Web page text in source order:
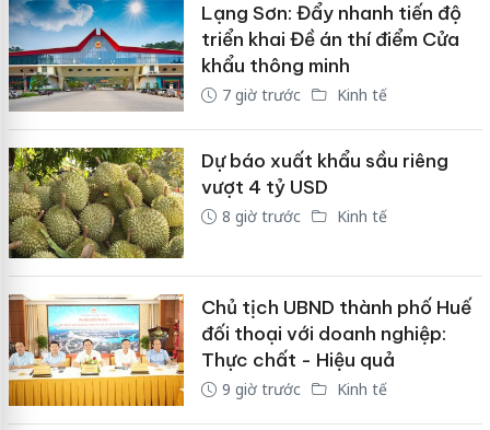
Lạng Sơn: Đẩy nhanh tiến độ
triển khai Đề án thí điểm Cửa
khẩu thông minh
7 giờ trước Kinh tế
Dự báo xuất khẩu sầu riêng
vượt 4 tỷ USD
8 giờ trước Kinh tế
Chủ tịch UBND thành phố Huế
đối thoại với doanh nghiệp:
Thực chất - Hiệu quả
9 giờ trước Kinh tế